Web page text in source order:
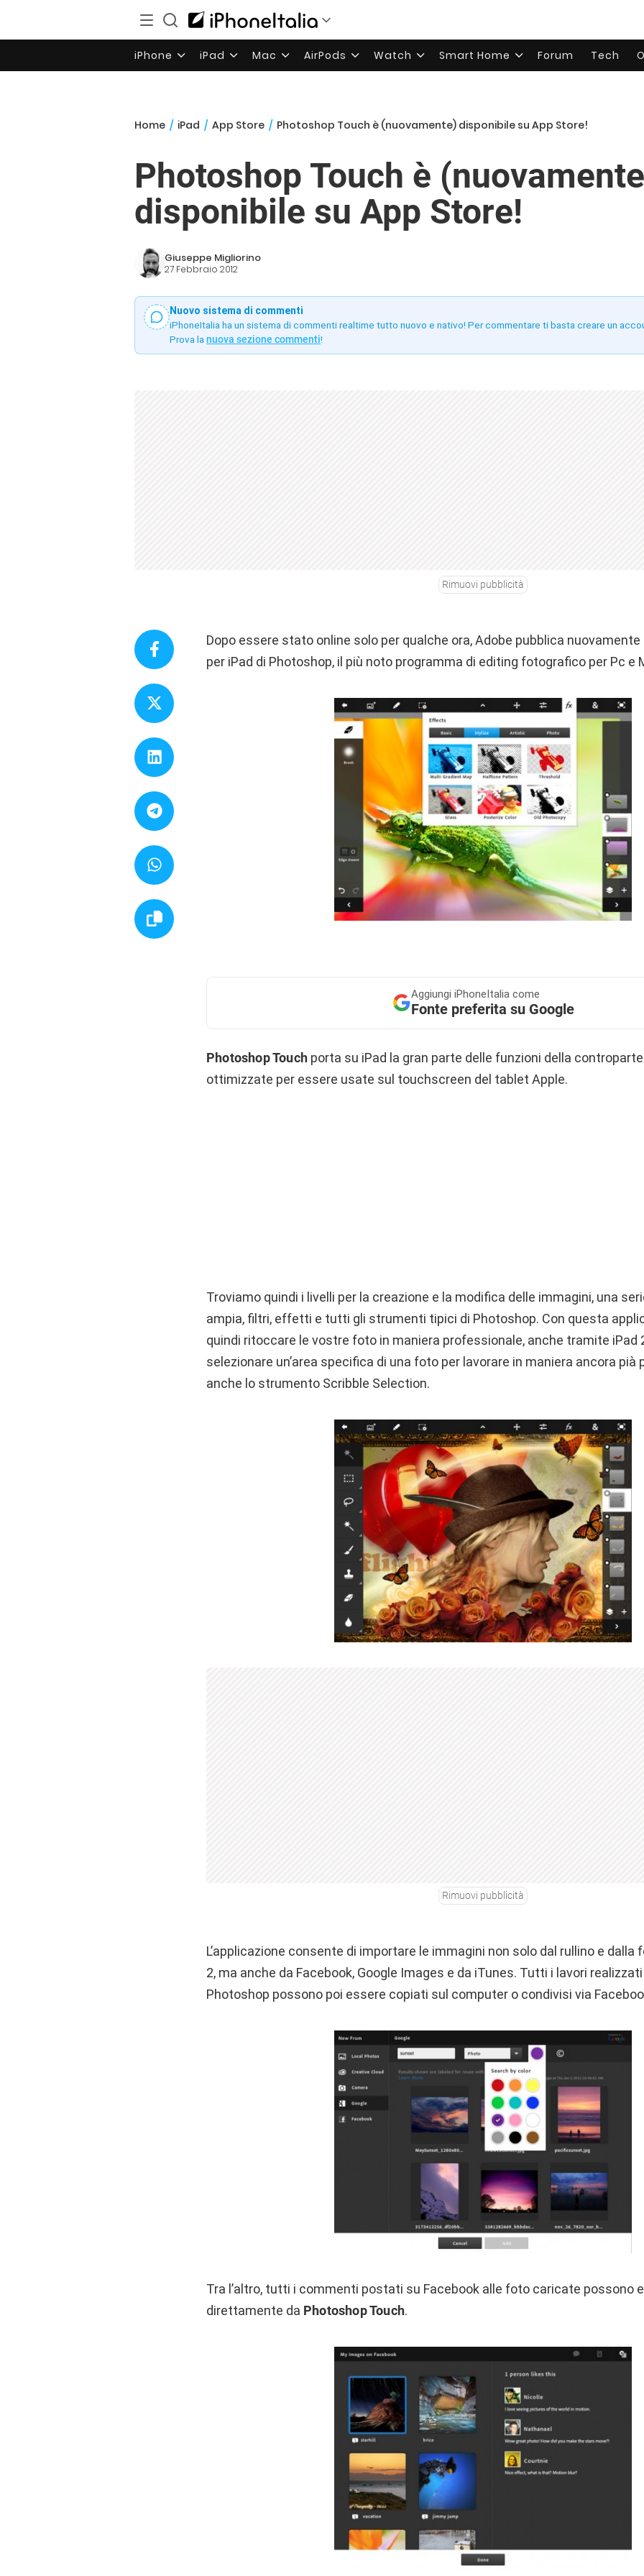
iPhone iPad Mac AirPods Watch Smart Home Forum Tech
Home / iPad / App Store / Photoshop Touch è (nuovamente) disponibile su App Store!
Photoshop Touch è
disponibile su App Store!
Giuseppe Migliorino
27 Febbraio 2012
Nuovo sistema di commenti
iPhoneItalia ha un sistema di commenti realtime tutto nuovo e nativo! Per commentare ti basta creare un
Prova la nuova sezione commenti!
Rimuovi pubblicità
Dopo essere stato online solo per qualche ora, Adobe pubblica nuovamente
per iPad di Photoshop, il più noto programma di editing fotografico per Pc e
Aggiungi iPhoneItalia come
Fonte preferita su Google
Photoshop Touch porta su iPad la gran parte delle funzioni della
ottimizzate per essere usate sul touchscreen del tablet Apple.
Troviamo quindi i livelli per la creazione e la modifica delle immagini, una
ampia, filtri, effetti e tutti gli strumenti tipici di Photoshop. Con questa
quindi ritoccare le vostre foto in maniera professionale, anche tramite iPad
selezionare un’area specifica di una foto per lavorare in maniera ancora
anche lo strumento Scribble Selection.
Rimuovi pubblicità
L’applicazione consente di importare le immagini non solo dal rullino e dalla
2, ma anche da Facebook, Google Images e da iTunes. Tutti i lavori
Photoshop possono poi essere copiati sul computer o condivisi via
Tra l’altro, tutti i commenti postati su Facebook alle foto caricate possono
direttamente da Photoshop Touch.